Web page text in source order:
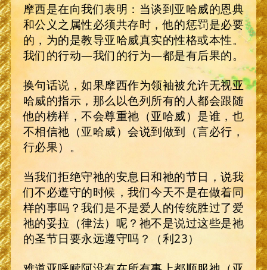
摩西是在向我们表明：当谈到亚哈威的恩典
和公义之属性必须共存时，他的惩罚是必要
的，为的是教导亚哈威真实的性格或本性。
我们的行动—我们的行为—都是有后果的。
换句话说，如果摩西作为领袖被允许无视亚
哈威的指示，那么以色列所有的人都会跟随
他的榜样，不会尊重祂（亚哈威）是谁，也
不相信祂（亚哈威）会说到做到（言必行，
行必果）。
当我们拒绝守祂的安息日和祂的节日，说我
们不必遵守的时候，我们今天不是在做着同
样的事吗？我们是不是爱人的传统胜过了爱
祂的妥拉（律法）呢？祂不是说过这些是祂
的圣节日要永远遵守吗？（利23）